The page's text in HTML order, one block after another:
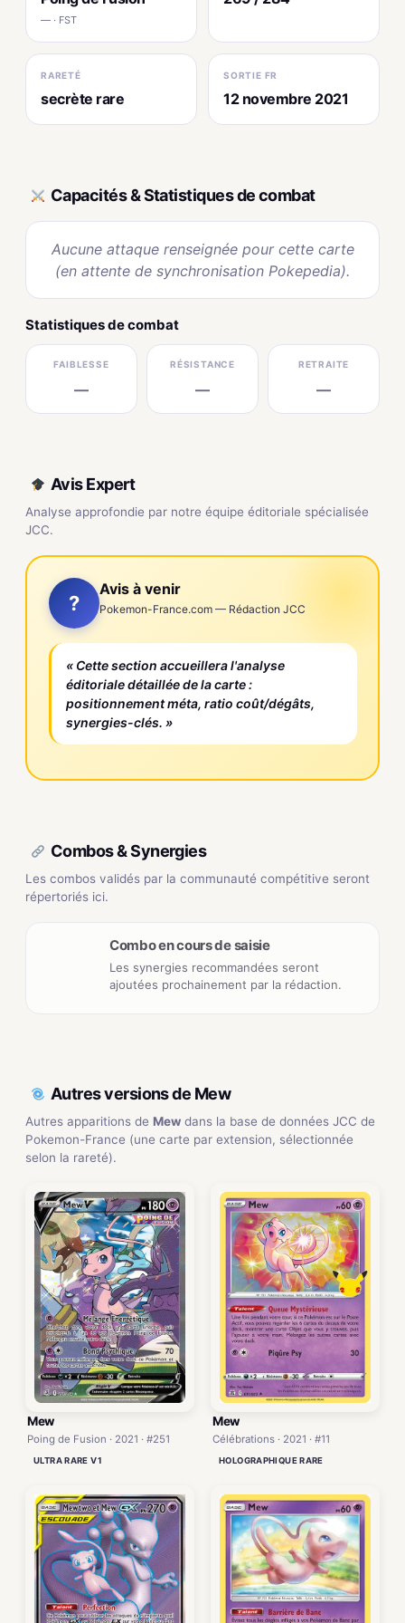
— · FST
RARETÉ
secrète rare
SORTIE FR
12 novembre 2021
Capacités & Statistiques de combat
Aucune attaque renseignée pour cette carte
(en attente de synchronisation Pokepedia).
Statistiques de combat
FAIBLESSE
—
RÉSISTANCE
—
RETRAITE
—
Avis Expert
Analyse approfondie par notre équipe éditoriale spécialisée
JCC.
?
Avis à venir
Pokemon-France.com — Rédaction JCC
« Cette section accueillera l'analyse
éditoriale détaillée de la carte :
positionnement méta, ratio coût/dégâts,
synergies-clés. »
Combos & Synergies
Les combos validés par la communauté compétitive seront
répertoriés ici.
Combo en cours de saisie
Les synergies recommandées seront
ajoutées prochainement par la rédaction.
Autres versions de Mew
Autres apparitions de Mew dans la base de données JCC de
Pokemon-France (une carte par extension, sélectionnée
selon la rareté).
Mew
Poing de Fusion · 2021 · #251
ULTRA RARE V1
Mew
Célébrations · 2021 · #11
HOLOGRAPHIQUE RARE